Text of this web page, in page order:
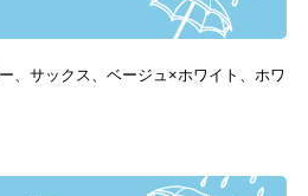
、サックス、ベージュ×ホワイト、ホワ